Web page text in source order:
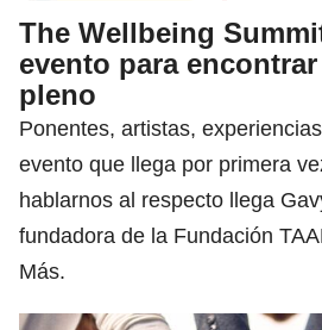
The Wellbeing
evento para
pleno
Ponentes, artistas,
evento que llega por primera
hablarnos al respecto llega
fundadora de la Fundación
Más.